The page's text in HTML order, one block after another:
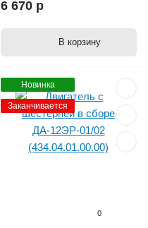
6 670 р
В корзину
Новинка
Заканчивается
0